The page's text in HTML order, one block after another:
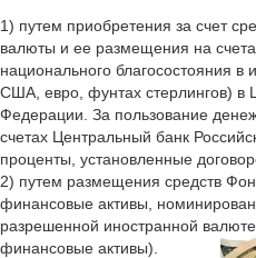
1) путем приобретения за счет
валюты и ее размещения на
национального благосостояния
США, евро, фунтах стерлингов) в
Федерации. За пользование
счетах Центральный банк
проценты, установленные
2) путем размещения средств
финансовые активы,
разрешенной иностранной
финансовые активы).